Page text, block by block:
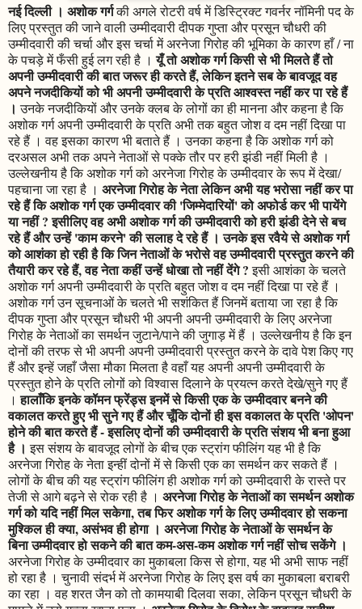
नई दिल्ली । अशोक गर्गकी अगले रोटरी वर्ष में डिस्ट्रिक्ट गवर्नर नॉमिनी पद के
लिए प्रस्तुत की जाने वाली उम्मीदवारी दीपक गुप्ता और प्रसून चौधरी की
उम्मीदवारी की चर्चा और इस चर्चा में अरनेजा गिरोह की भूमिका के कारण हाँ / ना
के पचड़े में फँसी हुई लग रही है ।यूँ तो अशोक गर्ग किसी से भी मिलते हैं तो
अपनी उम्मीदवारी की बात जरूर ही करते हैं, लेकिन इतने सब के बावजूद वह
अपने नजदीकियों को भी अपनी उम्मीदवारी के प्रति आश्वस्त नहीं कर पा रहे हैं
। उनके नजदीकियों और उनके क्लब के लोगों का ही मानना और कहना है कि
अशोक गर्ग अपनी उम्मीदवारी के प्रति अभी तक बहुत जोश व दम नहीं दिखा पा
रहे हैं । वह इसका कारण भी बताते हैं । उनका कहना है कि अशोक गर्ग को
दरअसल अभी तक अपने नेताओं से पक्के तौर पर हरी झंडी नहीं मिली है ।
उल्लेखनीय है कि अशोक गर्ग को अरनेजा गिरोह के उम्मीदवार के रूप में देखा/
पहचाना जा रहा है । अरनेजा गिरोह के नेता लेकिन अभी यह भरोसा नहीं कर पा
रहे हैं कि अशोक गर्ग एक उम्मीदवार की 'जिम्मेदारियों' को अफोर्ड कर भी पायेंगे
या नहीं ? इसीलिए वह अभी अशोक गर्ग की उम्मीदवारी को हरी झंडी देने से बच
रहे हैं और उन्हें 'काम करने' की सलाह दे रहे हैं । उनके इस रवैये से अशोक गर्ग
को आशंका हो रही है कि जिन नेताओं के भरोसे वह उम्मीदवारी प्रस्तुत करने की
तैयारी कर रहे हैं, वह नेता कहीं उन्हें धोखा तो नहीं देंगे ?इसी आशंका के चलते
अशोक गर्ग अपनी उम्मीदवारी के प्रति बहुत जोश व दम नहीं दिखा पा रहे हैं ।
अशोक गर्ग उन सूचनाओं के चलते भी सशंकित हैं जिनमें बताया जा रहा है कि
दीपक गुप्ता और प्रसून चौधरी भी अपनी अपनी उम्मीदवारी के लिए अरनेजा
गिरोह के नेताओं का समर्थन जुटाने/पाने की जुगाड़ में हैं । उल्लेखनीय है कि इन
दोनों की तरफ से भी अपनी अपनी उम्मीदवारी प्रस्तुत करने के दावे पेश किए गए
हैं और इन्हें जहाँ जैसा मौका मिलता है वहाँ यह अपनी अपनी उम्मीदवारी के
प्रस्तुत होने के प्रति लोगों को विश्वास दिलाने के प्रयत्न करते देखे/सुने गए हैं
।हालाँकि इनके कॉमन फ्रेंड्स इनमें से किसी एक के उम्मीदवार बनने की
वकालत करते हुए भी सुने गए हैं और चूँकि दोनों ही इस वकालत के प्रति 'ओपन'
होने की बात करते हैं - इसलिए दोनों की उम्मीदवारी के प्रति संशय भी बना हुआ
है । इस संशय के बावजूद लोगों के बीच एक स्ट्रांग फीलिंग यह भी है कि
अरनेजा गिरोह के नेता इन्हीं दोनों में से किसी एक का समर्थन कर सकते हैं ।
लोगों के बीच की यह स्ट्रांग फीलिंग ही अशोक गर्ग को उम्मीदवारी के रास्ते पर
तेजी से आगे बढ़ने से रोक रही है । अरनेजा गिरोह के नेताओं का समर्थन अशोक
गर्ग को यदि नहीं मिल सकेगा, तब फिर अशोक गर्ग के लिए उम्मीदवार हो सकना
मुश्किल ही क्या, असंभव ही होगा । अरनेजा गिरोह के नेताओं के समर्थन के
बिना उम्मीदवार हो सकने की बात कम-अस-कम अशोक गर्ग नहीं सोच सकेंगे ।
अरनेजा गिरोह के उम्मीदवार का मुकाबला किस से होगा, यह भी अभी साफ नहीं
हो रहा है । चुनावी संदर्भ में अरनेजा गिरोह के लिए इस वर्ष का मुकाबला बराबरी
का रहा । वह शरत जैन को तो कामयाबी दिलवा सका, लेकिन प्रसून चौधरी के